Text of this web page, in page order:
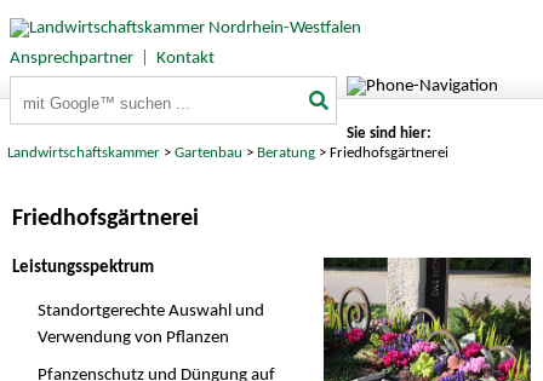
Ansprechpartner|
Kontakt
Sie sind hier:
Landwirtschaftskammer >Gartenbau > Beratung > Friedhofsgärtnerei
Friedhofsgärtnerei
Leistungsspektrum
Standortgerechte Auswahl und
Verwendung von Pflanzen
Pfanzenschutz und Düngung auf